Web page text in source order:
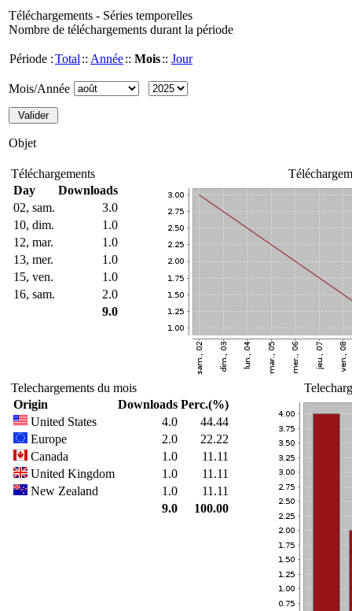
Téléchargements - Séries temporelles
Nombre de téléchargements durant la période
Période :Total :: Année:: Mois:: Jour
Mois/Année
Objet
Téléchargements
Day
Downloads
02, sam.
3.0
10, dim.
1.0
12, mar.
1.0
13, mer.
1.0
15, ven.
1.0
16, sam.
2.0
9.0
Telechargements du mois
Origin
Downloads Perc.(%)
United States
4.0
44.44
Europe
2.0
22.22
Canada
1.0
11.11
United Kingdom
1.0
11.11
New Zealand
1.0
11.11
9.0
100.00